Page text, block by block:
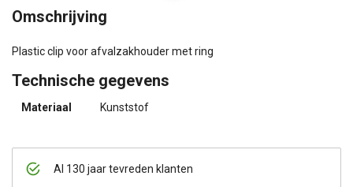
Al 130 jaar tevreden klanten
Omschrijving
Plastic clip voor afvalzakhouder met ring
Technische gegevens
Materiaal Kunststof